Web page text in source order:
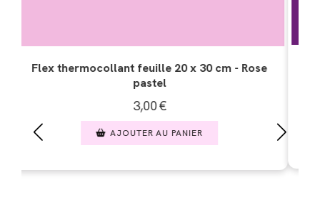
Flex thermocollant feuille 20 x 30 cm - Mauve
3,00
AJOUTER AU PANIER